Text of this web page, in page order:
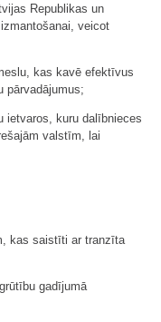
Republikas un
veicot
kas kavē efektīvus
pārvadājumus;
ietvaros, kuru dalībnieces
valstīm, lai
kas saistīti ar tranzīta
gadījumā